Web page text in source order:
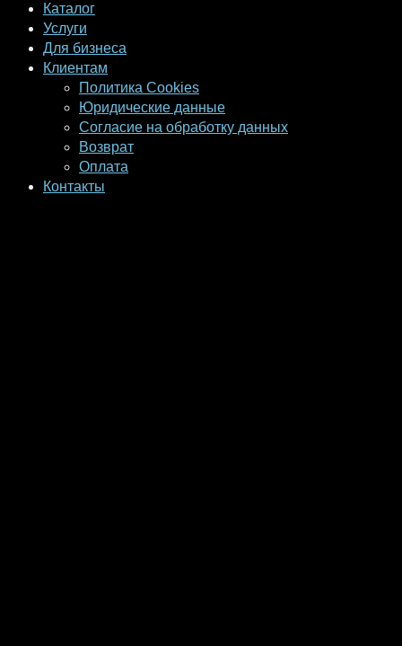
Каталог
Услуги
Для бизнеса
Клиентам
Политика Cookies
Юридические данные
Согласие на обработку данных
Возврат
Оплата
Контакты